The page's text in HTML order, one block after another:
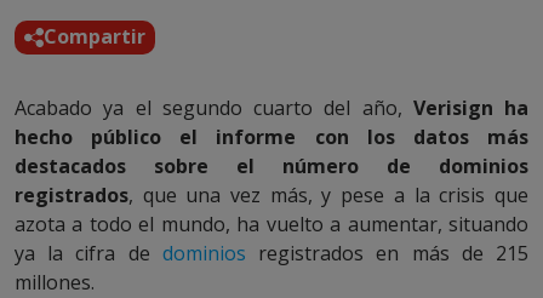
Compartir
Acabado ya el segundo cuarto del año, Verisign ha
hecho público el informe con los datos más
destacados sobre el número de dominios
registrados, que una vez más, y pese a la crisis que
azota a todo el mundo, ha vuelto a aumentar, situando
ya la cifra de dominios registrados en más de 215
millones.